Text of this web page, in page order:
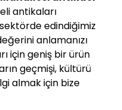
antikaları
sektörde edindiğimiz
anlamanızı
için geniş bir ürün
geçmişi, kültürü
almak için bize